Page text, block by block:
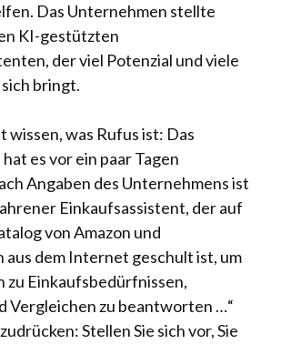
Das Unternehmen stellte
KI-gestützten
der viel Potenzial und viele
bringt.
wissen, was Rufus ist: Das
es vor ein paar Tagen
Angaben des Unternehmens ist
Einkaufsassistent, der auf
von Amazon und
dem Internet geschult ist, um
zu Einkaufsbedürfnissen,
Vergleichen zu beantworten …“
Stellen Sie sich vor, Sie